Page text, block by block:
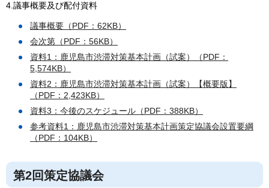
4.議事概要及び配付資料
議事概要（PDF：62KB）
会次第（PDF：56KB）
資料1：鹿児島市渋滞対策基本計画（試案）（PDF：
5,574KB）
資料2：鹿児島市渋滞対策基本計画（試案）【概要版】
（PDF：2,423KB）
資料3：今後のスケジュール（PDF：388KB）
参考資料1：鹿児島市渋滞対策基本計画策定協議会設置要綱
（PDF：104KB）
第2回策定協議会